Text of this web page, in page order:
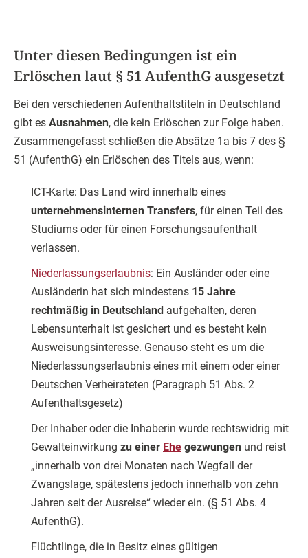
Unter diesen Bedingungen ist ein
Erlöschen laut § 51 AufenthG ausgesetzt
Bei den verschiedenen Aufenthaltstiteln in Deutschland
gibt es Ausnahmen, die kein Erlöschen zur Folge haben.
Zusammengefasst schließen die Absätze 1a bis 7 des §
51 (AufenthG) ein Erlöschen des Titels aus, wenn:
ICT-Karte: Das Land wird innerhalb eines
unternehmensinternen Transfers, für einen Teil des
Studiums oder für einen Forschungsaufenthalt
verlassen.
Niederlassungserlaubnis: Ein Ausländer oder eine
Ausländerin hat sich mindestens 15 Jahre
rechtmäßig in Deutschland aufgehalten, deren
Lebensunterhalt ist gesichert und es besteht kein
Ausweisungsinteresse. Genauso steht es um die
Niederlassungserlaubnis eines mit einem oder einer
Deutschen Verheirateten (Paragraph 51 Abs. 2
Aufenthaltsgesetz)
Der Inhaber oder die Inhaberin wurde rechtswidrig mit
Gewalteinwirkung zu einer Ehe gezwungen und reist
„innerhalb von drei Monaten nach Wegfall der
Zwangslage, spätestens jedoch innerhalb von zehn
Jahren seit der Ausreise“ wieder ein. (§ 51 Abs. 4
AufenthG).
Flüchtlinge, die in Besitz eines gültigen